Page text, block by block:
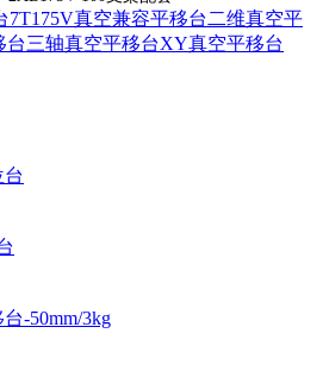
7T175V真空兼容平移台 二维真空平
台三轴真空平移台XY真空平移台
-50mm/3kg